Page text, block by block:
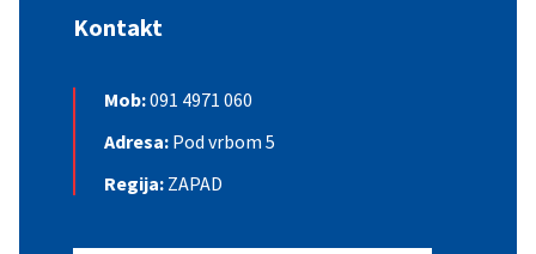
Kontakt
Mob:091 4971 060
Adresa: Pod vrbom 5
Regija: ZAPAD